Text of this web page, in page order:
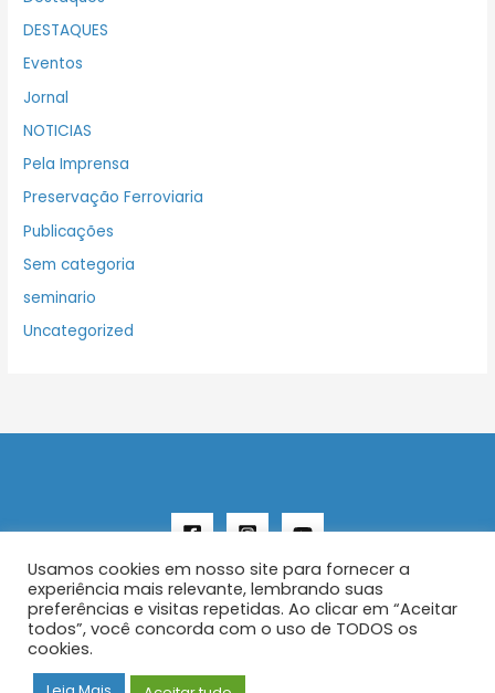
DESTAQUES
Eventos
Jornal
NOTICIAS
Pela Imprensa
Preservação Ferroviaria
Publicações
Sem categoria
seminario
Uncategorized
Copyright © 2026 AENFER
Construído por IurySan
Usamos cookies em nosso site para fornecer a
experiência mais relevante, lembrando suas
preferências e visitas repetidas. Ao clicar em “Aceitar
todos”, você concorda com o uso de TODOS os
cookies.